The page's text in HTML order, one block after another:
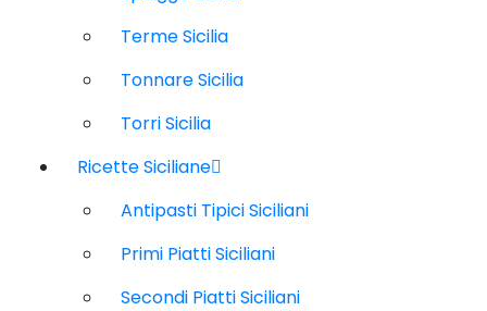
Terme Sicilia
Tonnare Sicilia
Torri Sicilia
Ricette Siciliane
Antipasti Tipici Siciliani
Primi Piatti Siciliani
Secondi Piatti Siciliani